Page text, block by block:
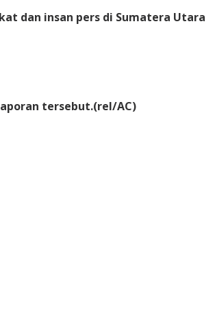
dan insan pers di Sumatera Utara
tersebut.(rel/AC)